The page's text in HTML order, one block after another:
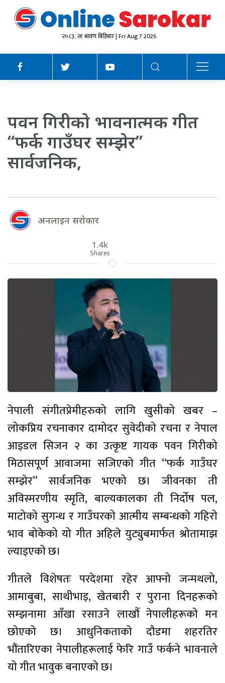
२०८३, २१ श्रावण बिहिबार | Fri Aug 7 2026
पवन गिरीको भावनात्मक गीत
“फर्क गाउँघर सम्झेर”
सार्वजनिक,
अनलाइन सराेकार
1.4k
Shares
नेपाली संगीतप्रेमीहरुको लागि खुसीको खबर –
लोकप्रिय रचनाकार दामोदर सुवेदीको रचना र नेपाल
आइडल सिजन २ का उत्कृष्ट गायक पवन गिरीको
मिठासपूर्ण आवाजमा सजिएको गीत “फर्क गाउँघर
सम्झेर” सार्वजनिक भएको छ। जीवनका ती
अविस्मरणीय स्मृति, बाल्यकालका ती निर्दोष पल,
माटोको सुगन्ध र गाउँघरको आत्मीय सम्बन्धको गहिरो
भाव बोकेको यो गीत अहिले युट्युबमार्फत श्रोतामाझ
ल्याइएको छ।
गीतले विशेषतः परदेशमा रहेर आफ्नो जन्मथलो,
आमाबुबा, साथीभाइ, खेतबारी र पुराना दिनहरूको
सम्झनामा आँखा रसाउने लाखौँ नेपालीहरूको मन
छोएको छ। आधुनिकताको दौडमा शहरतिर
भौंतारिएका नेपालीहरूलाई फेरि गाउँ फर्कने भावनाले
यो गीत भावुक बनाएको छ।